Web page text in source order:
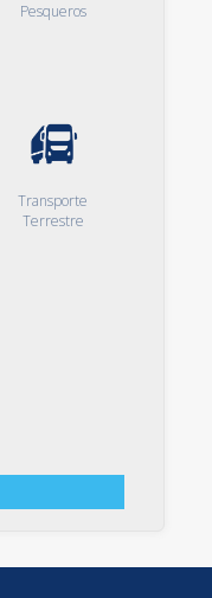
Pesqueros
Transporte
Terrestre